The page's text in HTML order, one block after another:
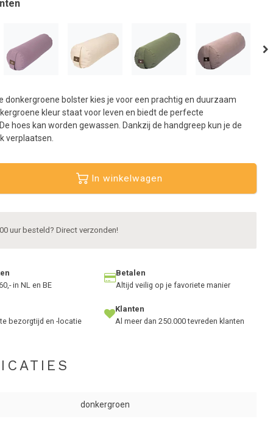
donkergroene bolster kies je voor een prachtig en duurzaam
kleur staat voor leven en biedt de perfecte
hoes kan worden gewassen. Dankzij de handgreep kun je de
verplaatsen.
In winkelwagen
uur besteld? Direct verzonden!
in NL en BE
Betalen
Altijd veilig op je favoriete manier
bezorgtijd en -locatie
Klanten
Al meer dan 250.000 tevreden klanten
donkergroen